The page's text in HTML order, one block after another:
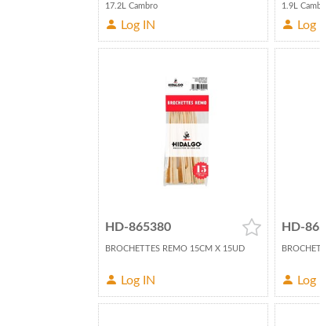
17.2L Cambro
Log IN
1.9L
Log
HD-865380
BROCHETTES REMO 15CM X 15UD
Log IN
HD-
Log